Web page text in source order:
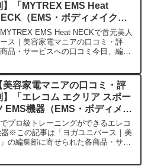
】「MYTREX EMS Heat
（EMS・ボディメイク機
）」を実際に使ってみた正直感
EMS Heat NECKで首元美人
ス｜美容家電マニアの口コミ・評
品・サービスへの口コミ今日、編集
美容家電マニアの口コミ・評
】「エレコム エクリア スポー
EMS機器（EMS・ボディメイ
機器）」を実際に使ってみた正
感想
プロ級トレーニングができるエレコ
※この記事は「ヨガユニバース｜美
の編集部に寄せられた各商品・サー